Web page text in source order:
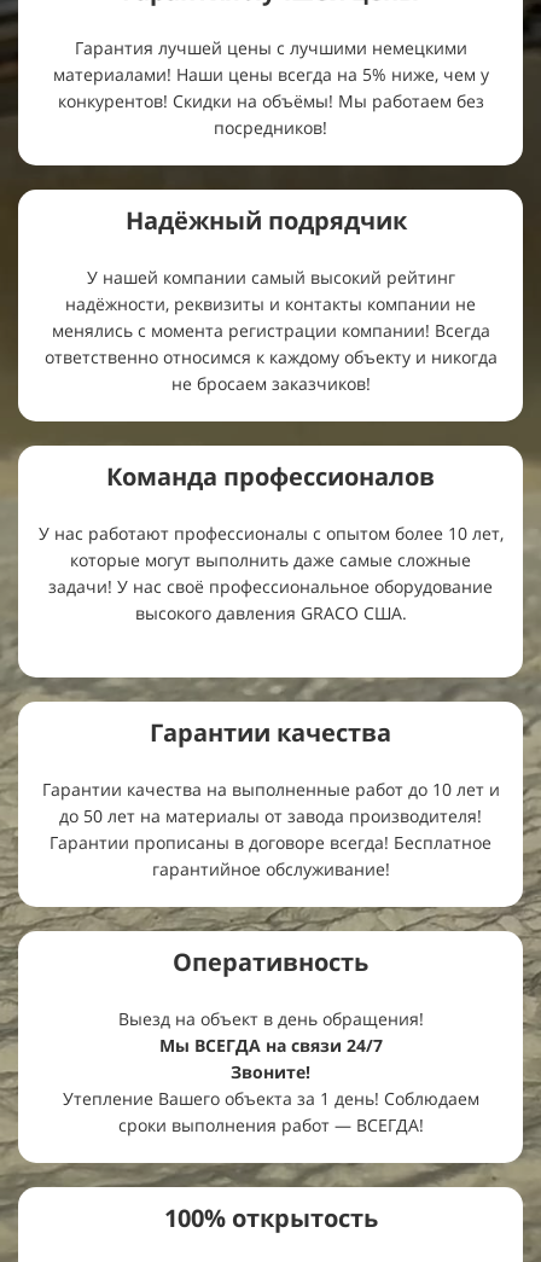
Гарантия лучшей цены с лучшими немецкими
материалами! Наши цены всегда на 5% ниже, чем у
конкурентов! Скидки на объёмы! Мы работаем без
посредников!
Надёжный подрядчик
У нашей компании самый высокий рейтинг
надёжности, реквизиты и контакты компании не
менялись с момента регистрации компании! Всегда
ответственно относимся к каждому объекту и никогда
не бросаем заказчиков!
Команда профессионалов
У нас работают профессионалы с опытом более 10 лет,
которые могут выполнить даже самые сложные
задачи! У нас своё профессиональное оборудование
высокого давления GRACO США.
Гарантии качества
Гарантии качества на выполненные работ до 10 лет и
до 50 лет на материалы от завода производителя!
Гарантии прописаны в договоре всегда! Бесплатное
гарантийное обслуживание!
Оперативность
Выезд на объект в день обращения!
Мы ВСЕГДА на связи 24/7
Звоните!
Утепление Вашего объекта за 1 день! Соблюдаем
сроки выполнения работ — ВСЕГДА!
100% открытость